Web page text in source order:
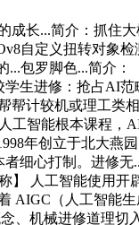
...简介：抓住
自定义扭转对象
包罗脚色...简介
进修：抢占AI
计较机或理工
智能根本课程
年创立于北大
细心打制。进修
人工智能使用开
（人工智能
机械进修道理